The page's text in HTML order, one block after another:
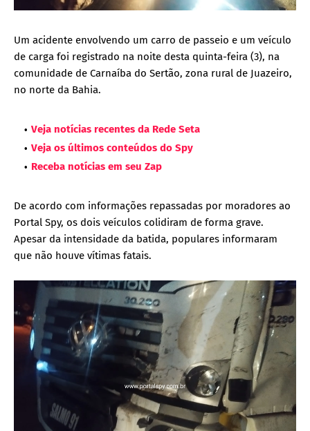
Um acidente envolvendo um carro de passeio e um veículo
de carga foi registrado na noite desta quinta-feira (3), na
comunidade de Carnaíba do Sertão, zona rural de Juazeiro,
no norte da Bahia.
Veja notícias recentes da Rede Seta
Veja os últimos conteúdos do Spy
Receba notícias em seu Zap
De acordo com informações repassadas por moradores ao
Portal Spy, os dois veículos colidiram de forma grave.
Apesar da intensidade da batida, populares informaram
que não houve vítimas fatais.